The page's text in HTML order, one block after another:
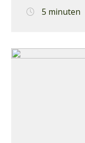
in
dolore eu
laborum.
5 minuten